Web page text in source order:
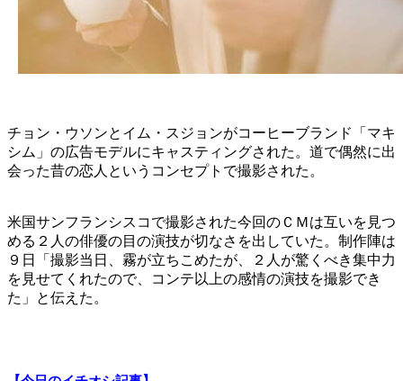
チョン・ウソンとイム・スジョンがコーヒーブランド「マキ
シム」の広告モデルにキャスティングされた。道で偶然に出
会った昔の恋人というコンセプトで撮影された。
米国サンフランシスコで撮影された今回のＣＭは互いを見つ
める２人の俳優の目の演技が切なさを出していた。制作陣は
９日「撮影当日、霧が立ちこめたが、２人が驚くべき集中力
を見せてくれたので、コンテ以上の感情の演技を撮影でき
た」と伝えた。